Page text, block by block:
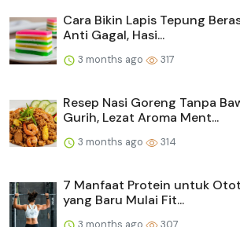
Cara Bikin Lapis Tepung
Anti Gagal, Hasi...
3 months ago 317
Resep Nasi Goreng Tanpa
Gurih, Lezat Aroma Ment...
3 months ago 314
7 Manfaat Protein untuk
yang Baru Mulai Fit...
3 months ago 307